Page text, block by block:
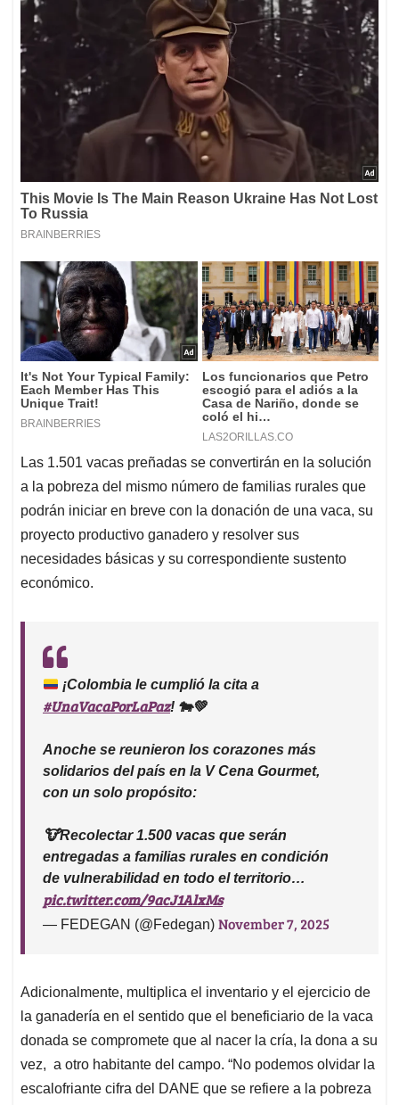
Las 1.501 vacas preñadas se convertirán en la solución
a la pobreza del mismo número de familias rurales que
podrán iniciar en breve con la donación de una vaca, su
proyecto productivo ganadero y resolver sus
necesidades básicas y su correspondiente sustento
económico.
¡Colombia le cumplió la cita a
#UnaVacaPorLaPaz! 🐄💚
Anoche se reunieron los corazones más
solidarios del país en la V Cena Gourmet,
con un solo propósito:
🐮Recolectar 1.500 vacas que serán
entregadas a familias rurales en condición
de vulnerabilidad en todo el territorio…
pic.twitter.com/9acJ1AlxMs
— FEDEGAN (@Fedegan) November 7, 2025
Adicionalmente, multiplica el inventario y el ejercicio de
la ganadería en el sentido que el beneficiario de la vaca
donada se compromete que al nacer la cría, la dona a su
vez, a otro habitante del campo. “No podemos olvidar la
escalofriante cifra del DANE que se refiere a la pobreza